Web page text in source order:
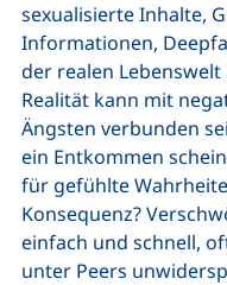
sexualisierte Inhalte,
Informationen,
der realen
Realität kann mit
Ängsten verbunden
ein Entkommen
für gefühlte
Konsequenz?
einfach und schnell,
unter Peers